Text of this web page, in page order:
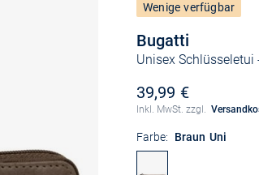
Bugatti
Unisex Schlüsseletui
Wenige verfügbar
39,99 €
Inkl. MwSt. zzgl.
Farbe: Braun Uni